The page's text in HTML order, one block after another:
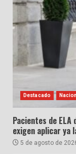
Destacado
Pacientes de
exigen aplicar ya
5 de agosto de